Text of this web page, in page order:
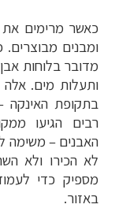
כאשר מרימים
ומבנים
מדובר בלוחות
ותעלות מים.
בתקופת האינקה
רבים הגיעו
האבנים – משימה
לא הכירו ולא
מספיק כדי
באזור.